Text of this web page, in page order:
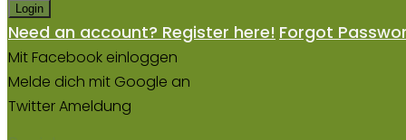
Login
Need an account? Register here! Forgot
Mit Facebook einloggen
Melde dich mit Google an
Twitter Ameldung